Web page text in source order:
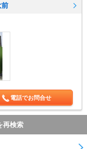
前
電話でお問合せ
再検索